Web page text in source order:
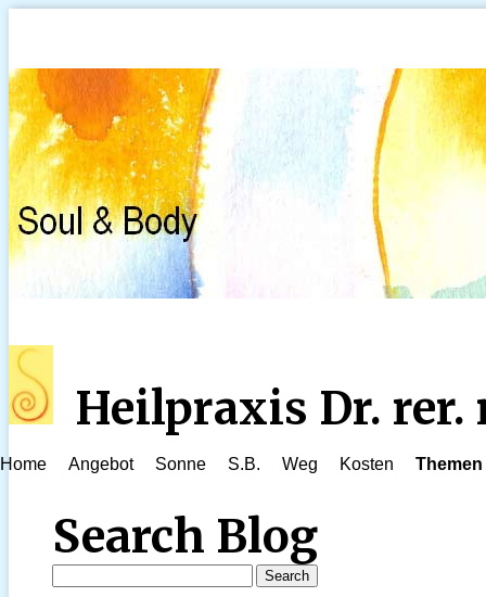
Heilpraxis Dr. rer.
Home Angebot Sonne S.B. Weg Kosten Themen
Search Blog